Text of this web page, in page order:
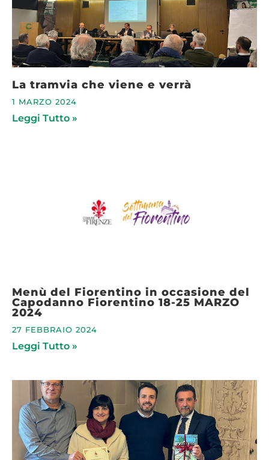
La tramvia che viene e verrà
1 MARZO 2024
Leggi Tutto »
Menù del Fiorentino in occasione del
Capodanno Fiorentino 18-25 MARZO
2024
27 FEBBRAIO 2024
Leggi Tutto »